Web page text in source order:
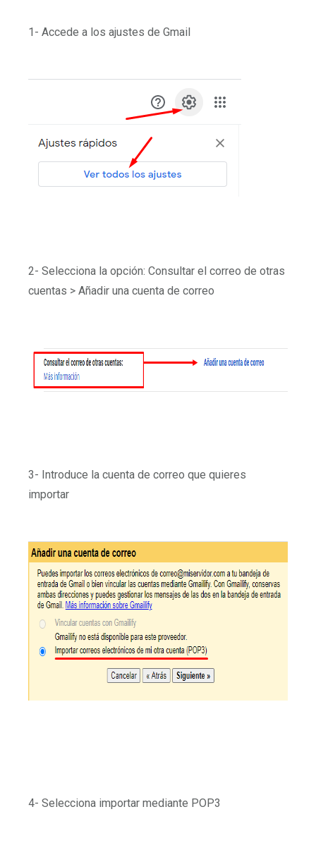
1- Accede a los ajustes de Gmail
2- Selecciona la opción: Consultar el correo de otras
cuentas > Añadir una cuenta de correo
3- Introduce la cuenta de correo que quieres
importar
4- Selecciona importar mediante POP3